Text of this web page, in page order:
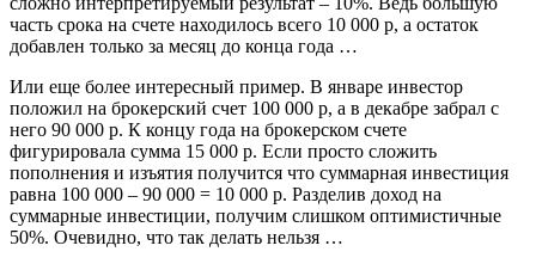
часть срока на счете находилось всего 10 000 р, а остаток
добавлен только за месяц до конца года …
Или еще более интересный пример. В январе инвестор
положил на брокерский счет 100 000 р, а в декабре забрал с
него 90 000 р. К концу года на брокерском счете
фигурировала сумма 15 000 р. Если просто сложить
пополнения и изъятия получится что суммарная инвестиция
равна 100 000 – 90 000 = 10 000 р. Разделив доход на
суммарные инвестиции, получим слишком оптимистичные
50%. Очевидно, что так делать нельзя …